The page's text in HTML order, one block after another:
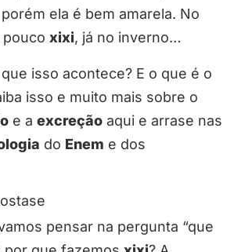
porém ela é bem amarela. No
xixi, já no inverno…
isso acontece? E o que é o
isso e muito mais sobre o
e a excreção aqui e arrase nas
do Enem e dos
pensar na pergunta “que